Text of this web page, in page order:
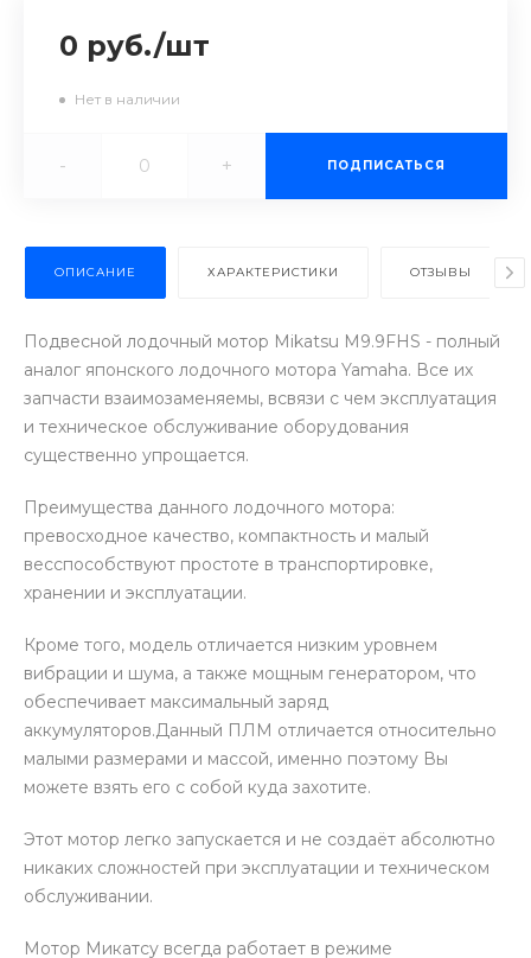
0 руб./шт
Нет в наличии
- + ПОДПИСАТЬСЯ
ОПИСАНИЕ ХАРАКТЕРИСТИКИ ОТЗЫВЫ
Подвесной лодочный мотор Mikatsu M9.9FHS - полный
аналог японского лодочного мотора Yamaha. Все их
запчасти взаимозаменяемы, всвязи с чем эксплуатация
и техническое обслуживание оборудования
существенно упрощается.
Преимущества данного лодочного мотора:
превосходное качество, компактность и малый
весспособствуют простоте в транспортировке,
хранении и эксплуатации.
Кроме того, модель отличается низким уровнем
вибрации и шума, а также мощным генератором, что
обеспечивает максимальный заряд
аккумуляторов.Данный ПЛМ отличается относительно
малыми размерами и массой, именно поэтому Вы
можете взять его с собой куда захотите.
Этот мотор легко запускается и не создаёт абсолютно
никаких сложностей при эксплуатации и техническом
обслуживании.
Мотор Микатсу всегда работает в режиме